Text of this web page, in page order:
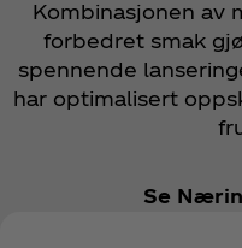
Kombinasjonen av
forbedret smak
spennende
har optimalisert
Se